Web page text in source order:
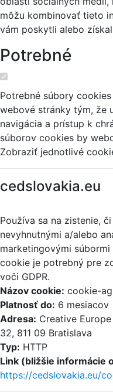
môžu kombinovať tieto
vám poskytli alebo
Potrebné
Potrebné súbory
webové stránky tým, že
navigácia a prístup k
súborov cookies by
Zobraziť jednotlivé
cedslovakia.eu
Používa sa na zistenie,
nevyhnutnými a/alebo
marketingovými
cookie je potrebný pre
voči GDPR.
Názov cookie: cookie-
Platnosť do: 6 mesiacov
Adresa: Creative
32, 811 09 Bratislava
Typ: HTTP
Link (bližšie informácie
https://cedslovakia.eu/